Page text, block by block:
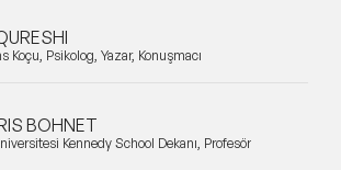
Koçu, Psikolog, Yazar, Konuşmacı
BOHNET
Kennedy School Dekanı, Profesör